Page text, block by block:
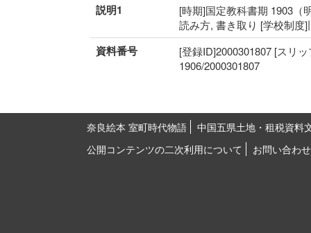
説明1
[時期]国定教科書期 1903（
読み方, 書き取り [学校制度
資料番号
[登録ID]2000301807 [スリ
1906/2000301807
奈良絵本 室町時代物語
中国五県土地・租税資料
公開コンテンツの二次利用について
お問い合わせ